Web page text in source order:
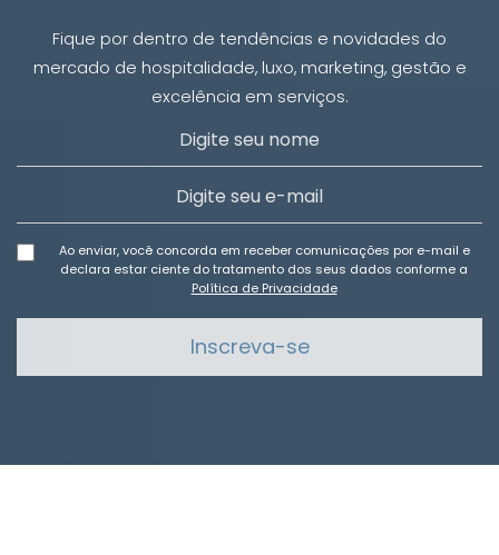
Fique por dentro de tendências e novidades do
mercado de hospitalidade, luxo, marketing, gestão e
excelência em serviços.
Ao enviar, você concorda em receber comunicações por e-mail e
declara estar ciente do tratamento dos seus dados conforme a
Política de Privacidade
Inscreva-se